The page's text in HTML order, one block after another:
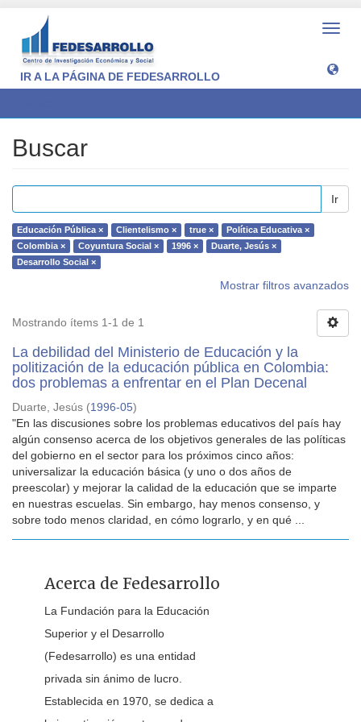
IR A LA PÁGINA DE FEDESARROLLO
Buscar
Ir
Educación Pública × Clientelismo × true ×
Política Educativa ×
Colombia ×
Coyuntura Social × 1996 ×
Duarte, Jesús ×
Desarrollo Social ×
Mostrar filtros avanzados
Mostrando ítems 1-1 de 1
La debilidad del Ministerio de Educación y la
politización de la educación pública en Colombia:
dos problemas a enfrentar en el Plan Decenal
Duarte, Jesús (1996-05)
"En las discusiones sobre los problemas educativos del país hay
algún consenso acerca de los objetivos generales de las políticas
del gobierno en el sector para los próximos cinco años:
universalizar la educación básica (y uno o dos años de
preescolar) y mejorar la calidad de la educación que se imparte
en nuestras escuelas. Sin embargo, hay menos consenso, y
sobre todo menos claridad, en cómo lograrlo, y en qué ...
Acerca de Fedesarrollo
La Fundación para la Educación
Superior y el Desarrollo
(Fedesarrollo) es una entidad
privada sin ánimo de lucro.
Establecida en 1970, se dedica a